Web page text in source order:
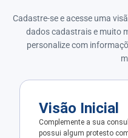
Cadastre-se e acesse uma
dados cadastrais e muito
personalize com
Visão Inicial
Complemente a sua
possui algum protesto